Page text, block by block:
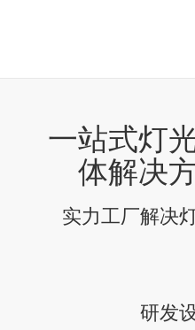
一站式灯
体解决
实力工厂解决
研发